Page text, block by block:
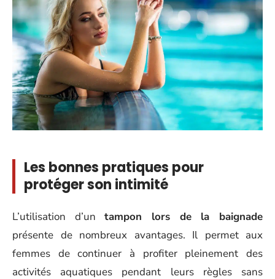
Les bonnes pratiques pour
protéger son intimité
L’utilisation d’untampon lors de la baignade
présente de nombreux avantages. Il permet aux
femmes de continuer à profiter pleinement des
activités aquatiques pendant leurs règles sans